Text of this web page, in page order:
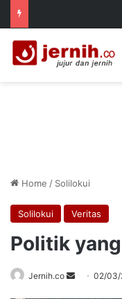
Home / Solilokui
Solilokui Veritas
Politik
Jernih.co
Send02/03/